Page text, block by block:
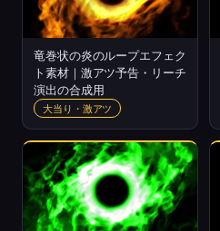
竜巻状の炎のループエフェク
ト素材｜激アツ予告・リーチ
演出の合成用
大当り・激アツ